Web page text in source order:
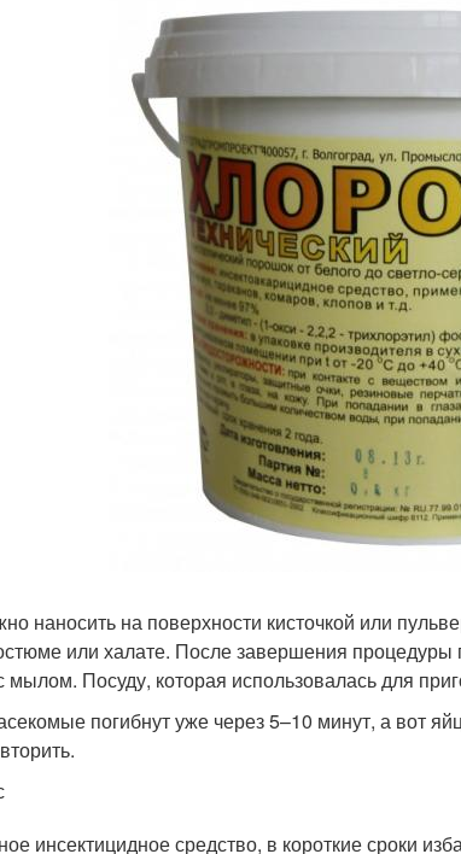
наносить на поверхности кисточкой или
или халате. После завершения
мылом. Посуду, которая использовалась для
погибнут уже через 5–10 минут, а вот
инсектицидное средство, в короткие сроки